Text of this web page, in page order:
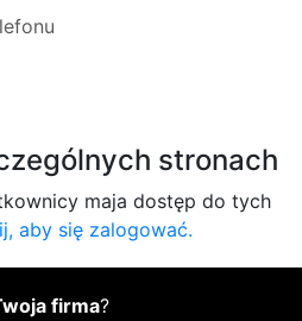
stronach
maja dostęp do tych
aby się zalogować.
firma?